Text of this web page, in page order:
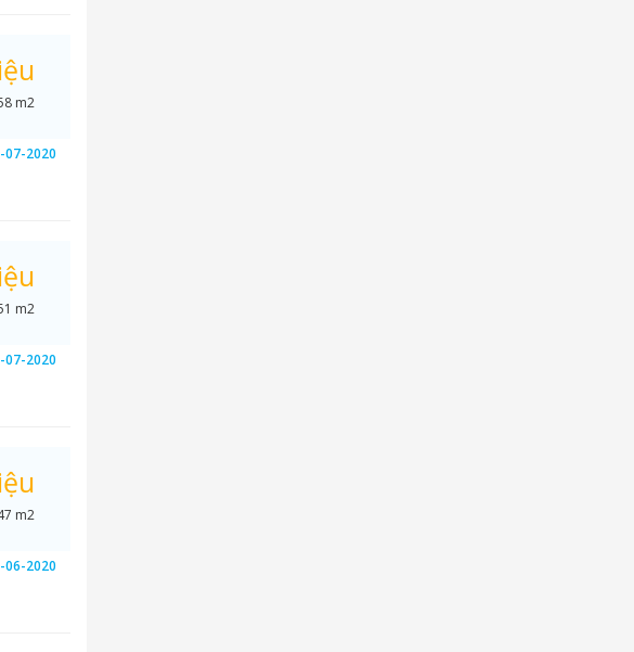
m2
07-2020
m2
07-2020
m2
06-2020